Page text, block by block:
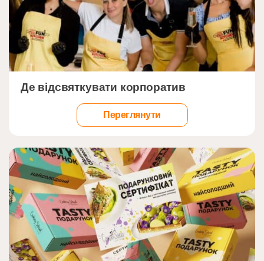
Де відсвяткувати корпоратив
Переглянути